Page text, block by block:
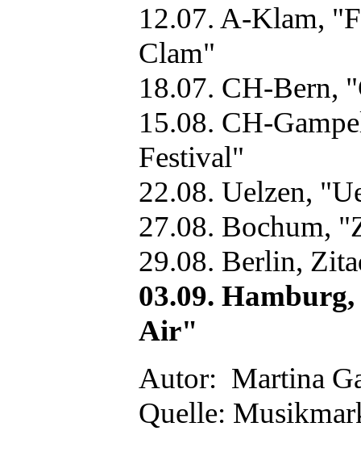
12.07. A-Klam,
Clam"
18.07. CH-Bern,
15.08. CH-
Festival"
22.08. Uelzen,
27.08. Bochum,
29.08. Berlin,
03.09.
Air"
Autor: Martina
Quelle: